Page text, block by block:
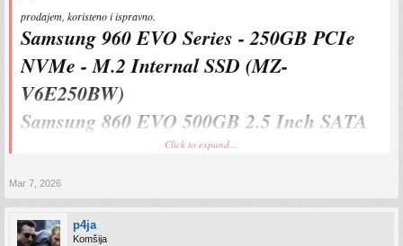
prodajem, koristeno i ispravno.
Samsung 960 EVO Series - 250GB PCIe
NVMe - M.2 Internal SSD (MZ-
V6E250BW)
Samsung 860 EVO 500GB 2.5 Inch SATA
III Internal SSD (MZ-76E500B/AM)
160km
Click to expand...
Mar 7, 2026
p4ja
Komšija